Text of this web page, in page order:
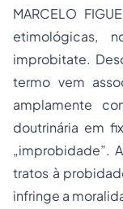
MARCELO
etimológicas,
improbitate.
termo vem
amplamente
doutrinária em
„improbidade”.
tratos à
infringe a